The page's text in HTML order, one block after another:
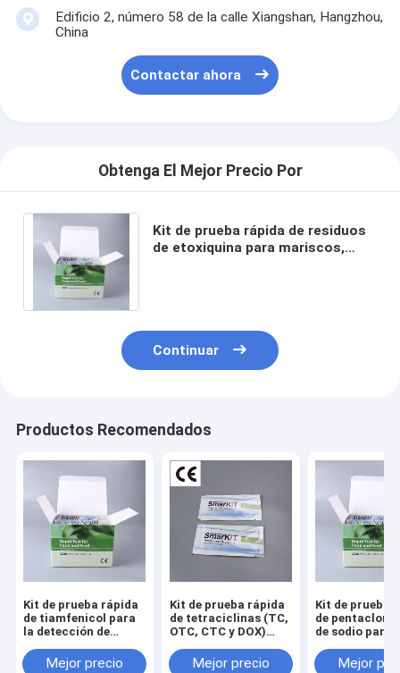
Edificio 2, número 58 de la calle Xiangshan, Hangzhou,
China
Contactar ahora
Obtenga El Mejor Precio Por
Kit de prueba rápida de residuos
de etoxiquina para mariscos,
Continuar
Productos Recomendados
Kit de prueba rápida
de tiamfenicol para
la detección de
y acuicultura
Mejor precio
Kit de prueba rápida
de tetraciclinas (TC,
OTC, CTC y DOX)
residuos en mariscos
Mejor precio
Kit de prueba
de
de sodio para
seguridad en
Mejor